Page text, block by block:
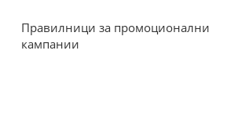
Правилници за промоционални
кампании